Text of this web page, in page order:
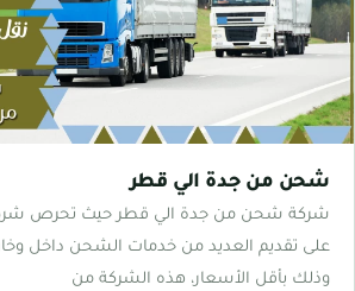
شحن من جدة الي قطر
شركة شحن من جدة الي قطر حيث تحرص
على تقديم العديد من خدمات الشحن داخل
وذلك بأقل الأسعار، هذه الشركة من